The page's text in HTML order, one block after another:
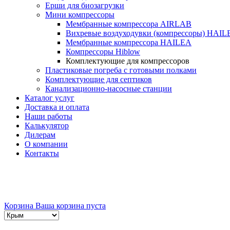
Ерши для биозагрузки
Мини компрессоры
Мембранные компрессора AIRLAB
Вихревые воздуходувки (компрессоры)
Мембранные компрессора HAILEA
Компрессоры Hiblow
Комплектующие для компрессоров
Пластиковые погреба с готовыми полками
Комплектующие для септиков
Канализационно-насосные станции
Каталог услуг
Доставка и оплата
Наши работы
Калькулятор
Дилерам
О компании
Контакты
Корзина Ваша корзина пуста